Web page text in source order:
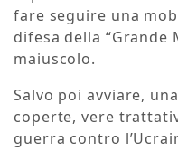
fare seguire una
difesa della “Grande
maiuscolo.
Salvo poi avviare,
coperte, vere
guerra contro